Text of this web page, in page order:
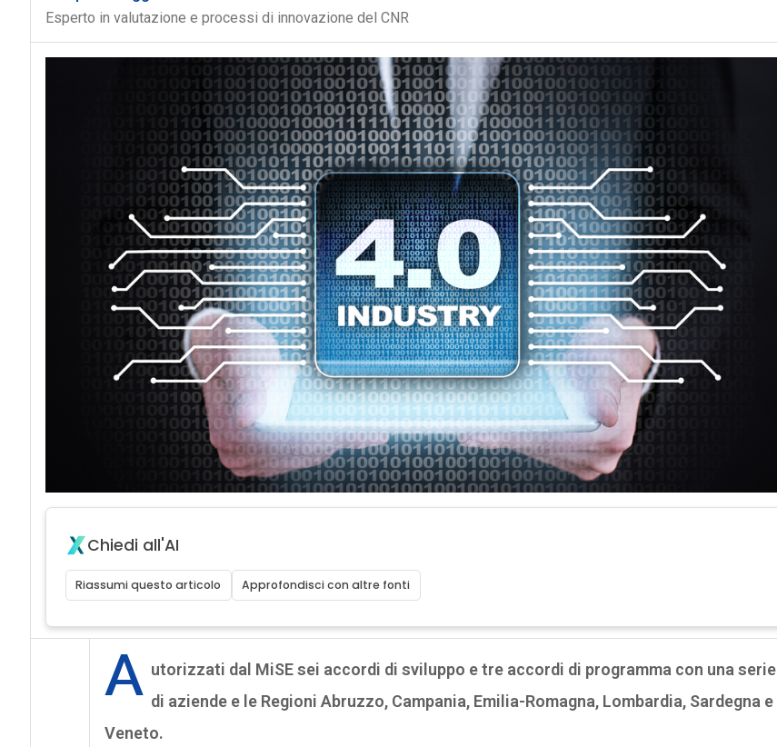
Esperto in valutazione e processi di innovazione del CNR
Chiedi all'AI
Riassumi questo articolo Approfondisci con altre fonti
A utorizzati dal MiSE sei accordi di sviluppo e tre accordi di programma con una serie
di aziende e le Regioni Abruzzo, Campania, Emilia-Romagna, Lombardia, Sardegna e
Veneto.